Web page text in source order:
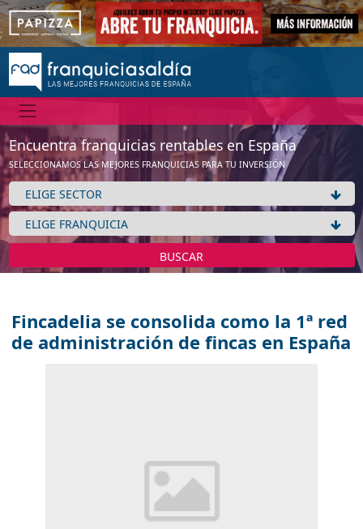
Encuentra franquicias rentables en España
SELECCIONAMOS LAS MEJORES FRANQUICIAS PARA TU INVERSIÓN
BUSCAR
Fincadelia se consolida como la 1ª red
de administración de fincas en España